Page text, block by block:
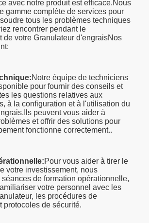
avec notre produit est efficace.Nous
gamme complète de services pour
tous les problèmes techniques
rencontrer pendant le
de votre Granulateur d'engraisNos
Notre équipe de techniciens
pour fournir des conseils et
les questions relatives aux
à la configuration et à l'utilisation du
peuvent vous aider à
et offrir des solutions pour
fonctionne correctement..
Pour vous aider à tirer le
votre investissement, nous
de formation opérationnelle,
votre personnel avec les
les procédures de
protocoles de sécurité.